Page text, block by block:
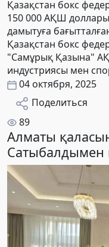
Қазақстан бокс
150 000 АҚШ
дамытуға
Қазақстан бокс
"Самұрық Қазына"
индустриясы мен
04 октября, 2025
Поделиться
89
Алматы
Сатыбалдымен